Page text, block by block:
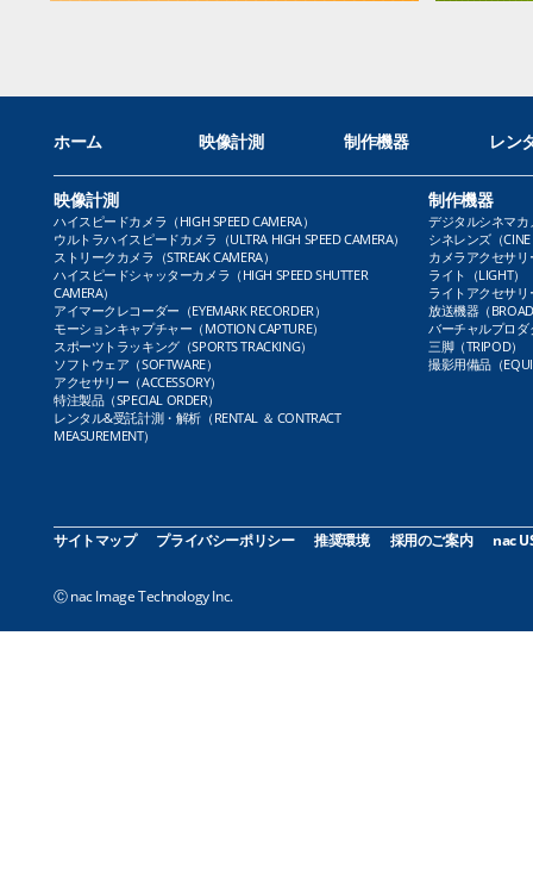
ホーム 映像計測 制作機器 レン
映像計測
ハイスピードカメラ（HIGH SPEED CAMERA）
ウルトラハイスピードカメラ（ULTRA HIGH SPEED CAMERA）
ストリークカメラ（STREAK CAMERA）
ハイスピードシャッターカメラ（HIGH SPEED SHUTTER
CAMERA）
アイマークレコーダー（EYEMARK RECORDER）
モーションキャプチャー（MOTION CAPTURE）
スポーツトラッキング（SPORTS TRACKING）
ソフトウェア（SOFTWARE）
アクセサリー（ACCESSORY）
特注製品（SPECIAL ORDER）
レンタル&受託計測・解析（RENTAL ＆ CONTRACT
MEASUREMENT）
制作機器
デジタルシネマカ
シネレンズ（CINE
カメラアクセサリ
ライト（LIGHT）
ライトアクセサリ
放送機器（
バーチャルプロダ
三脚（TRIPOD）
撮影用備品（
サイトマップ プライバシーポリシー 推奨環境 採用のご案内 nac
Ⓒ nac Image Technology Inc.